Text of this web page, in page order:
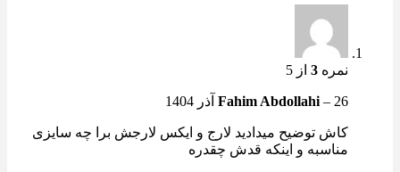
نمره 3 از 5
Fahim Abdollahi – 26 آذر 1404
کاش توضیح میدادید لارج و ایکس لارجش برا چه سایزی
مناسبه و اینکه قدش چقدره